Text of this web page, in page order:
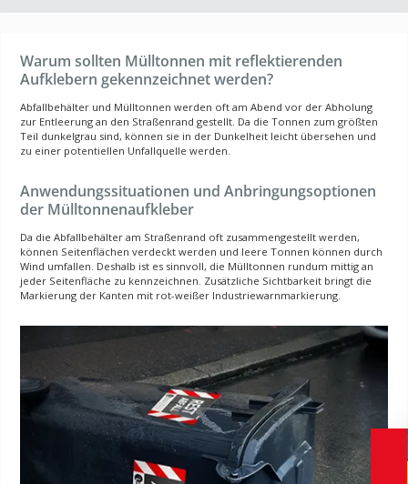
Warum sollten Mülltonnen mit reflektierenden
Aufklebern gekennzeichnet werden?
Abfallbehälter und Mülltonnen werden oft am Abend vor der Abholung
zur Entleerung an den Straßenrand gestellt. Da die Tonnen zum größten
Teil dunkelgrau sind, können sie in der Dunkelheit leicht übersehen und
zu einer potentiellen Unfallquelle werden.
Anwendungssituationen und Anbringungsoptionen
der Mülltonnenaufkleber
Da die Abfallbehälter am Straßenrand oft zusammengestellt werden,
können Seitenflächen verdeckt werden und leere Tonnen können durch
Wind umfallen. Deshalb ist es sinnvoll, die Mülltonnen rundum mittig an
jeder Seitenfläche zu kennzeichnen. Zusätzliche Sichtbarkeit bringt die
Markierung der Kanten mit rot-weißer Industriewarnmarkierung.